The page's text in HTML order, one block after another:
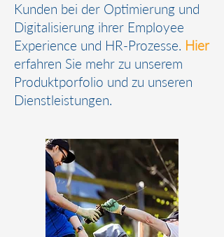
Kunden bei der Optimierung und
Digitalisierung ihrer Employee
Experience und HR-Prozesse. Hier
erfahren Sie mehr zu unserem
Produktporfolio und zu unseren
Dienstleistungen.